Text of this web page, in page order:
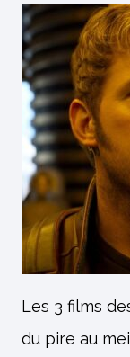
Les 3 films
du pire au